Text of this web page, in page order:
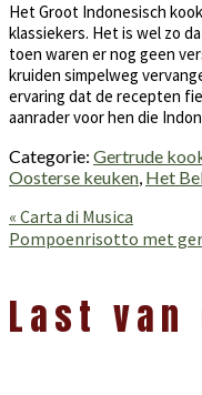
Het Groot Indonesisch
klassiekers. Het is wel zo
toen waren er nog geen
kruiden simpelweg
ervaring dat de recepten
aanrader voor hen die
Categorie: Gertrude
Oosterse keuken, Het
Vorig
bericht:
« Carta di Musica
Volgend
Pompoenrisotto met
Interacties
Last van